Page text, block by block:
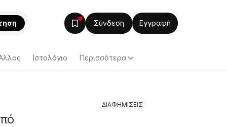
Σύνδεση Εγγραφή
Ιστολόγιο Περισσότερα
ΔΙΑΦΗΜΙΣΕΙΣ